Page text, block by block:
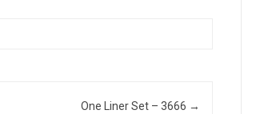
One Liner Set – 3666 →